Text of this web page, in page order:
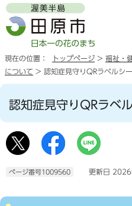
現在の位置： トップページ > 福祉・
について > 認知症見守りQRラベルシ
認知症見守りQRラベ
ページ番号1009560 更新日 2026